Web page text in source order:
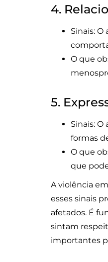
4.
Sinais:
O que
5.
Sinais:
formas
O que
que
A violência
esses sinais
afetados. É
sintam
importantes